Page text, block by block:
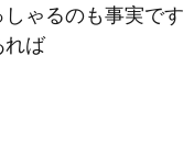
ゃるのも事実です
れば